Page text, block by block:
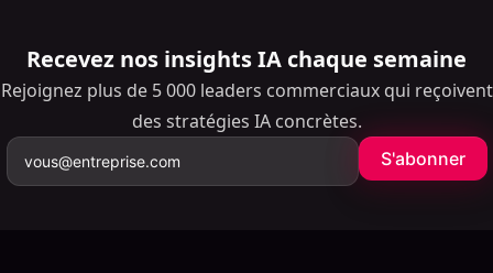
Recevez nos insights IA chaque semaine
Rejoignez plus de 5 000 leaders commerciaux qui reçoivent
des stratégies IA concrètes.
S'abonner